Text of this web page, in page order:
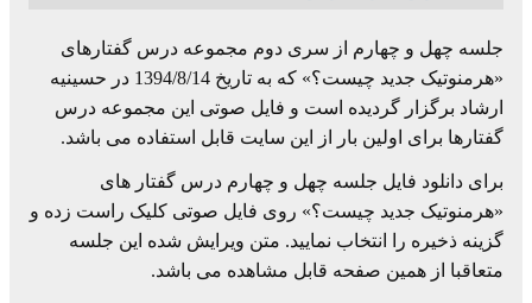
جلسه چهل و چهارم از سری دوم مجموعه درس گفتارهای
«هرمنوتیک جدید چیست؟» که به تاریخ 1394/8/14 در حسینیه
ارشاد برگزار گردیده است و فایل صوتی این مجموعه درس
گفتارها برای اولین بار از این سایت قابل استفاده می باشد.
برای دانلود فایل جلسه چهل و چهارم درس گفتار های
«هرمنوتیک جدید چیست؟» روی فایل صوتی کلیک راست زده و
گزینه ذخیره را انتخاب نمایید. متن ویرایش شده این جلسه
متعاقبا از همین صفحه قابل مشاهده می باشد.